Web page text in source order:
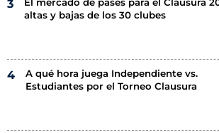
altas y bajas de los 30 clubes
A qué hora juega Independiente vs.
Estudiantes por el Torneo Clausura